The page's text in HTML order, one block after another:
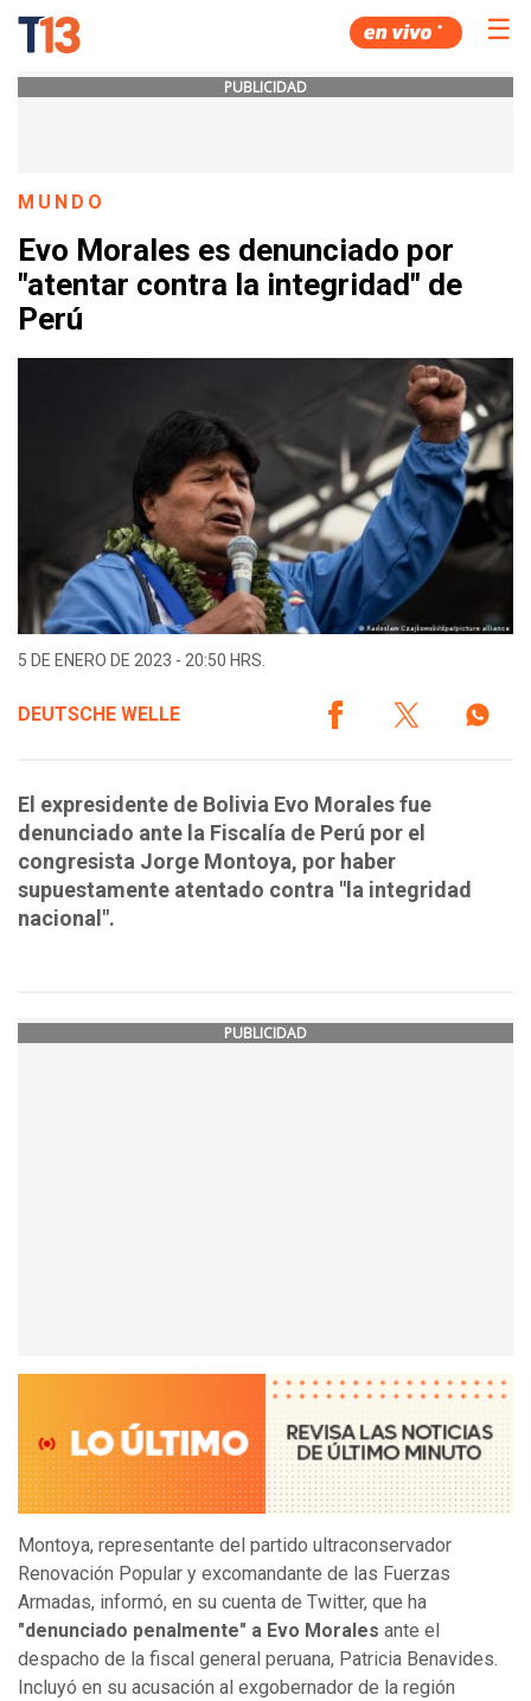
☰
PUBLICIDAD
MUNDO
Evo Morales es denunciado por
"atentar contra la integridad" de
Perú
5 DE ENERO DE 2023 - 20:50 HRS.
DEUTSCHE WELLE
El expresidente de Bolivia Evo Morales fue
denunciado ante la Fiscalía de Perú por el
congresista Jorge Montoya, por haber
supuestamente atentado contra "la integridad
nacional".
PUBLICIDAD
Montoya, representante del partido ultraconservador
Renovación Popular y excomandante de las Fuerzas
Armadas, informó, en su cuenta de Twitter, que ha
"denunciado penalmente" a Evo Morales ante el
despacho de la fiscal general peruana, Patricia Benavides.
Incluyó en su acusación al exgobernador de la región